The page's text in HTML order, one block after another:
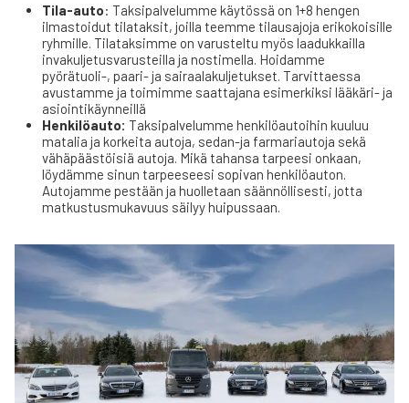
Tila-auto: Taksipalvelumme käytössä on 1+8 hengen
ilmastoidut tilataksit, joilla teemme tilausajoja erikokoisille
ryhmille. Tilataksimme on varusteltu myös laadukkailla
invakuljetusvarusteilla ja nostimella. Hoidamme
pyörätuoli-, paari- ja sairaalakuljetukset. Tarvittaessa
avustamme ja toimimme saattajana esimerkiksi lääkäri- ja
asiointikäynneillä
Henkilöauto: Taksipalvelumme henkilöautoihin kuuluu
matalia ja korkeita autoja, sedan-ja farmariautoja sekä
vähäpäästöisiä autoja. Mikä tahansa tarpeesi onkaan,
löydämme sinun tarpeeseesi sopivan henkilöauton.
Autojamme pestään ja huolletaan säännöllisesti, jotta
matkustusmukavuus säilyy huipussaan.